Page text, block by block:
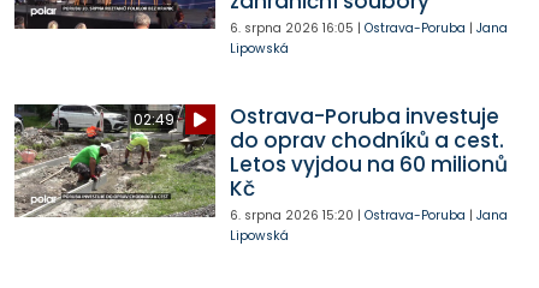
6. srpna 2026 16:05 | Ostrava-Poruba | Jana
Lipowská
02:49
Ostrava-Poruba investuje
do oprav chodníků a cest.
Letos vyjdou na 60 milionů
Kč
6. srpna 2026 15:20 | Ostrava-Poruba | Jana
Lipowská